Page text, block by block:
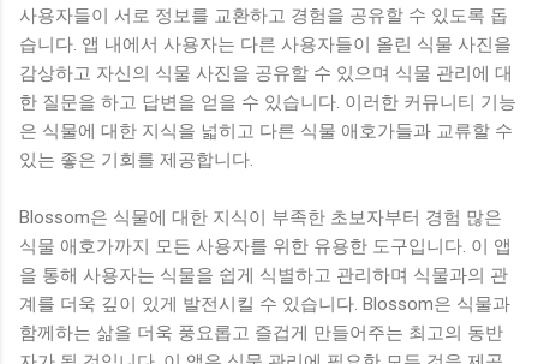
사용자들이 서로 정보를 교환하고 경험을 공유할 수 있도록 돕
습니다. 앱 내에서 사용자는 다른 사용자들이 올린 식물 사진을
감상하고 자신의 식물 사진을 공유할 수 있으며 식물 관리에 대
한 질문을 하고 답변을 얻을 수 있습니다. 이러한 커뮤니티 기능
은 식물에 대한 지식을 넓히고 다른 식물 애호가들과 교류할 수
있는 좋은 기회를 제공합니다.
Blossom은 식물에 대한 지식이 부족한 초보자부터 경험 많은
식물 애호가까지 모든 사용자를 위한 유용한 도구입니다. 이 앱
을 통해 사용자는 식물을 쉽게 식별하고 관리하며 식물과의 관
계를 더욱 깊이 있게 발전시킬 수 있습니다. Blossom은 식물과
함께하는 삶을 더욱 풍요롭고 즐겁게 만들어주는 최고의 동반